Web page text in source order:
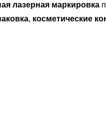
лазерная маркировка
, косметические